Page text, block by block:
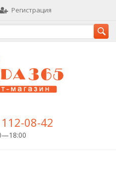
Регистрация
08-42